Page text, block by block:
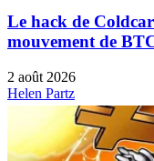
Le hack de
mouvement de
2 août 2026
Helen Partz